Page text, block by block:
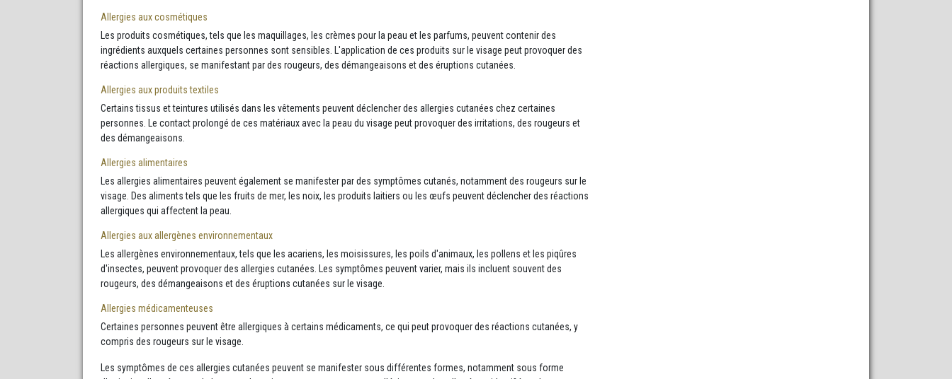
Allergies aux cosmétiques
Les produits cosmétiques, tels que les maquillages, les crèmes pour la peau et les parfums, peuvent contenir des
ingrédients auxquels certaines personnes sont sensibles. L'application de ces produits sur le visage peut provoquer des
réactions allergiques, se manifestant par des rougeurs, des démangeaisons et des éruptions cutanées.
Allergies aux produits textiles
Certains tissus et teintures utilisés dans les vêtements peuvent déclencher des allergies cutanées chez certaines
personnes. Le contact prolongé de ces matériaux avec la peau du visage peut provoquer des irritations, des rougeurs et
des démangeaisons.
Allergies alimentaires
Les allergies alimentaires peuvent également se manifester par des symptômes cutanés, notamment des rougeurs sur le
visage. Des aliments tels que les fruits de mer, les noix, les produits laitiers ou les œufs peuvent déclencher des réactions
allergiques qui affectent la peau.
Allergies aux allergènes environnementaux
Les allergènes environnementaux, tels que les acariens, les moisissures, les poils d'animaux, les pollens et les piqûres
d'insectes, peuvent provoquer des allergies cutanées. Les symptômes peuvent varier, mais ils incluent souvent des
rougeurs, des démangeaisons et des éruptions cutanées sur le visage.
Allergies médicamenteuses
Certaines personnes peuvent être allergiques à certains médicaments, ce qui peut provoquer des réactions cutanées, y
compris des rougeurs sur le visage.
Les symptômes de ces allergies cutanées peuvent se manifester sous différentes formes, notamment sous forme